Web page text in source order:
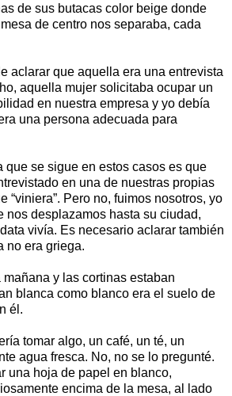
de sus butacas color beige donde
de centro nos separaba, cada
aclarar que aquella era una entrevista
aquella mujer solicitaba ocupar un
en nuestra empresa y yo debía
una persona adecuada para
que se sigue en estos casos es que
en una de nuestras propias
“viniera”. Pero no, fuimos nosotros, yo
nos desplazamos hasta su ciudad,
vivía. Es necesario aclarar también
no era griega.
y las cortinas estaban
blanca como blanco era el suelo de
él.
tomar algo, un café, un té, un
agua fresca. No, no se lo pregunté.
una hoja de papel en blanco,
encima de la mesa, al lado